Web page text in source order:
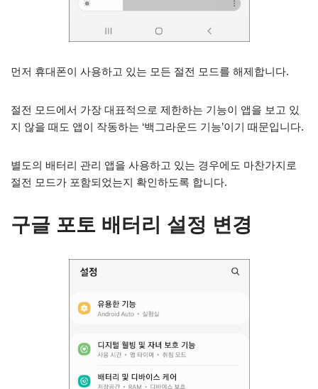
먼저 휴대폰이 사용하고 있는 모든 절전 모드를 해제합니다.
절전 모드에서 가장 대표적으로 제한하는 기능이 앱을 보고 있
지 않을 때도 앱이 작동하는 ‘백그라운드 기능’이기 때문입니다.
별도의 배터리 관리 앱을 사용하고 있는 경우에도 마찬가지로
절전 모드가 포함되었는지 확인하도록 합니다.
구글 포토 배터리 설정 변경